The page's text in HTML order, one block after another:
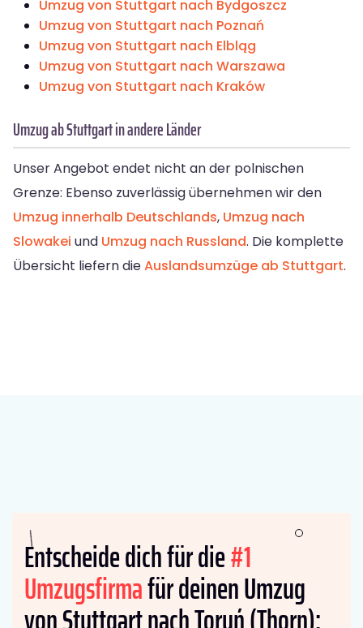
Umzug von Stuttgart nach Bydgoszcz
Umzug von Stuttgart nach Poznań
Umzug von Stuttgart nach Elbląg
Umzug von Stuttgart nach Warszawa
Umzug von Stuttgart nach Kraków
Umzug ab Stuttgart in andere Länder
Unser Angebot endet nicht an der polnischen
Grenze: Ebenso zuverlässig übernehmen wir den
Umzug innerhalb Deutschlands, Umzug nach
Slowakei und Umzug nach Russland. Die komplette
Übersicht liefern dieAuslandsumzüge ab Stuttgart.
Entscheide dich für die#1
Umzugsfirmafür deinen Umzug